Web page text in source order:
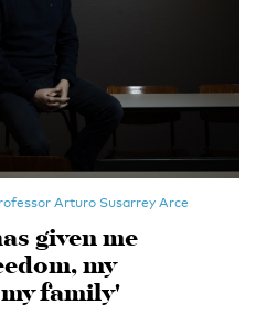
Arturo Susarrey Arce
given me
my
family'